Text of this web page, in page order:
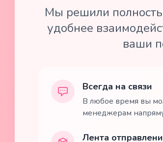
Мы решили
удобнее
ваши
Всегда на связи
В любое время вы
менеджерам
Лента